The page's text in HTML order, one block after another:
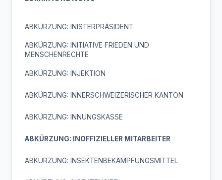
ABKÜRZUNG: INISTERPRÄSIDENT
ABKÜRZUNG: INITIATIVE FRIEDEN UND
MENSCHENRECHTE
ABKÜRZUNG: INJEKTION
ABKÜRZUNG: INNERSCHWEIZERISCHER KANTON
ABKÜRZUNG: INNUNGSKASSE
ABKÜRZUNG: INOFFIZIELLER MITARBEITER
ABKÜRZUNG: INSEKTENBEKÄMPFUNGSMITTEL